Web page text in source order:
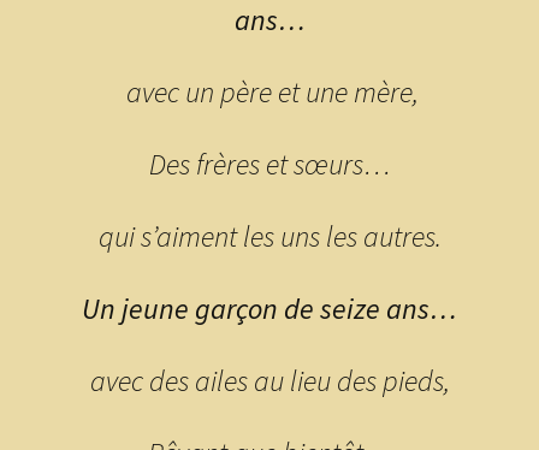
ans…
avec un père et une mère,
Des frères et sœurs…
qui s’aiment les uns les autres.
Un jeune garçon de seize ans…
avec des ailes au lieu des pieds,